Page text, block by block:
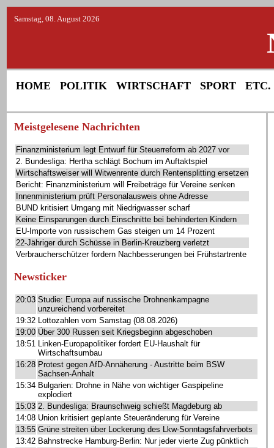
Samstag, 08. August 2026
HOME POLITIK WIRTSCHAFT SPORT ETC.
Meistgelesene Nachrichten
Finanzministerium legt Entwurf für Steuerreform ab 2027 vor
2. Bundesliga: Hertha schlägt Bochum im Auftaktspiel
Wirtschaftsweiser will Witwenrente durch Rentensplitting ersetzen
Bericht: Finanzministerium will Freibeträge für Vereine senken
Innenministerium prüft Personalausweis ohne Adresse
BUND kritisiert Umgang mit Niedrigwasser scharf
Keine Einsparungen durch Einschnitte bei behinderten Kindern
EU-Importe von russischem Gas steigen um 14 Prozent
22-Jähriger durch Schüsse in Berlin-Kreuzberg verletzt
Verbraucherschützer fordern Nachbesserungen bei Frühstartrente
Newsticker
20:03 Studie: Europa auf russische Drohnenkampagne
unzureichend vorbereitet
19:32 Lottozahlen vom Samstag (08.08.2026)
19:00 Über 300 Russen seit Kriegsbeginn abgeschoben
18:51 Linken-Europapolitiker fordert EU-Haushalt für
Wirtschaftsumbau
16:28 Protest gegen AfD-Annäherung - Austritte beim BSW
Sachsen-Anhalt
15:34 Bulgarien: Drohne in Nähe von wichtiger Gaspipeline
explodiert
15:03 2. Bundesliga: Braunschweig schießt Magdeburg ab
14:08 Union kritisiert geplante Steueränderung für Vereine
13:55 Grüne streiten über Lockerung des Lkw-Sonntagsfahrverbots
13:42 Bahnstrecke Hamburg-Berlin: Nur jeder vierte Zug pünktlich